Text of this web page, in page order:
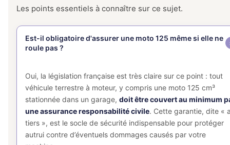
Les points essentiels à connaître sur ce sujet.
Est-il obligatoire d'assurer une moto 125 même si elle ne
roule pas ?
Oui, la législation française est très claire sur ce point : tout
véhicule terrestre à moteur, y compris une moto 125 cm³
stationnée dans un garage, doit être couvert au minimum
une assurance responsabilité civile. Cette garantie, dite «
tiers », est le socle de sécurité indispensable pour protéger
autrui contre d’éventuels dommages causés par votre